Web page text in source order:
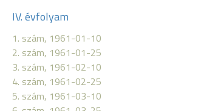
IV. évfolyam
1. szám, 1961-01-10
2. szám, 1961-01-25
3. szám, 1961-02-10
4. szám, 1961-02-25
5. szám, 1961-03-10